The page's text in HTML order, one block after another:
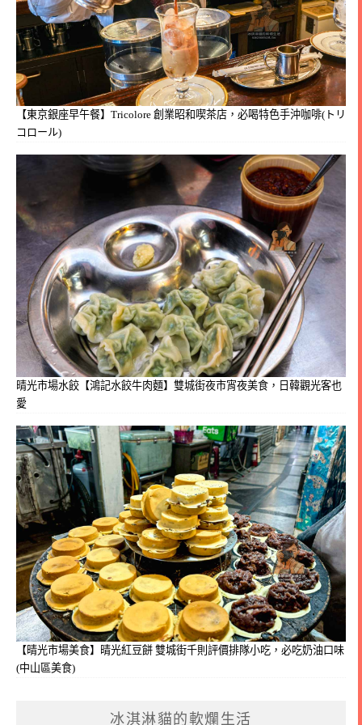
【東京銀座早午餐】Tricolore 創業昭和喫茶店，必喝特色手沖咖啡(トリ
コロール)
晴光市場水餃【鴻記水餃牛肉麵】雙城街夜市宵夜美食，日韓觀光客也
愛
【晴光市場美食】晴光紅豆餅 雙城街千則評價排隊小吃，必吃奶油口味
(中山區美食)
冰淇淋貓的軟爛生活